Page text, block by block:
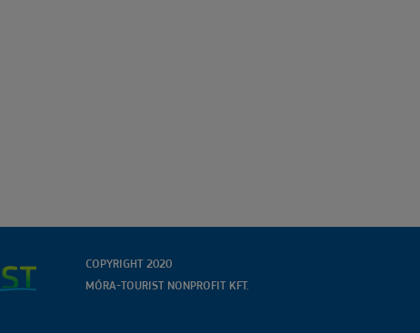
COPYRIGHT 2020
MÓRA-TOURIST NONPROFIT KFT.